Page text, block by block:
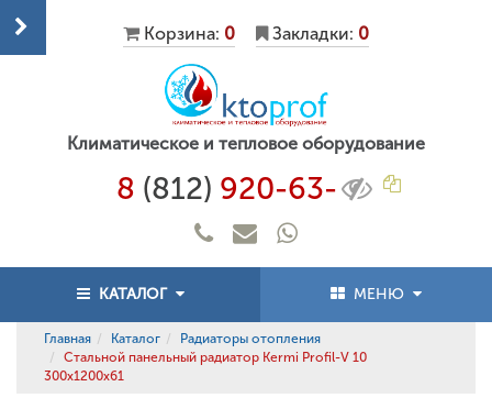
Корзина: 0 Закладки: 0
Климатическое и тепловое оборудование
8 (812) 920-63-
КАТАЛОГ МЕНЮ
Главная Каталог
Радиаторы отопления
Стальной панельный радиатор Kermi Profil-V 10
300x1200x61